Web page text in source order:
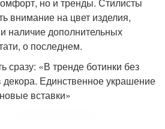
но и тренды. Стилисты
внимание на цвет изделия,
наличие дополнительных
о последнем.
сразу: «В тренде ботинки без
декора. Единственное украшение
вставки»